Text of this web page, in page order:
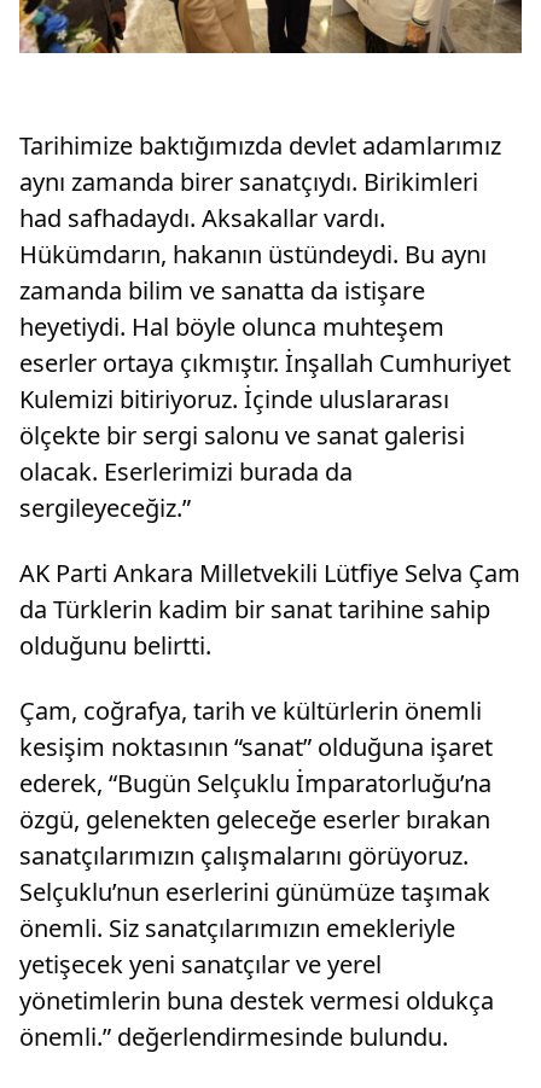
Tarihimize baktığımızda devlet adamlarımız
aynı zamanda birer sanatçıydı. Birikimleri
had safhadaydı. Aksakallar vardı.
Hükümdarın, hakanın üstündeydi. Bu aynı
zamanda bilim ve sanatta da istişare
heyetiydi. Hal böyle olunca muhteşem
eserler ortaya çıkmıştır. İnşallah Cumhuriyet
Kulemizi bitiriyoruz. İçinde uluslararası
ölçekte bir sergi salonu ve sanat galerisi
olacak. Eserlerimizi burada da
sergileyeceğiz.”
AK Parti Ankara Milletvekili Lütfiye Selva Çam
da Türklerin kadim bir sanat tarihine sahip
olduğunu belirtti.
Çam, coğrafya, tarih ve kültürlerin önemli
kesişim noktasının “sanat” olduğuna işaret
ederek, “Bugün Selçuklu İmparatorluğu’na
özgü, gelenekten geleceğe eserler bırakan
sanatçılarımızın çalışmalarını görüyoruz.
Selçuklu’nun eserlerini günümüze taşımak
önemli. Siz sanatçılarımızın emekleriyle
yetişecek yeni sanatçılar ve yerel
yönetimlerin buna destek vermesi oldukça
önemli.” değerlendirmesinde bulundu.